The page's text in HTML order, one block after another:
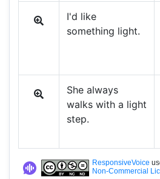
I'd like
something light.
She always
walks with a light
step.
ResponsiveVoice
Non-Commercial